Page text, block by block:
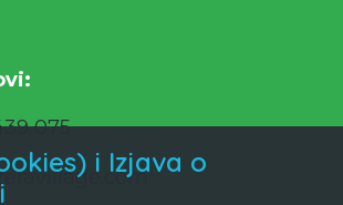
075
i Izjava o